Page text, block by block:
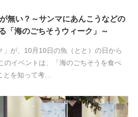
無い？～サンマにあんこうなどの
「海のごちそうウィーク」～
」が、10月10日の魚（とと）の日から
のイベントは、「海のごちそうを食べ
とを知って考…